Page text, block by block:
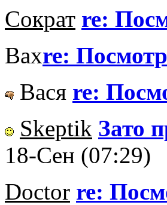
Сократ re:
Вахre:
Вася re:
Skeptik Зато
18-Сен (07:29)
Doctor re: